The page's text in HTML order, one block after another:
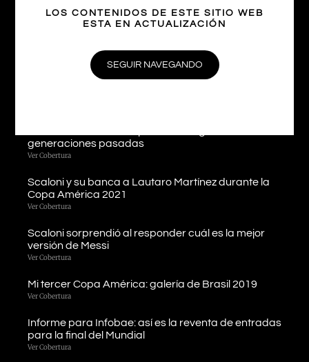
Scaloni enojado por el mal estado del campo de
Llegamos a Londres y estamos listos para cubrir la
generaciones pasadas
Ver Cobertura
Scaloni y su banca a Lautaro Martínez durante la
Copa América 2021
Ver Cobertura
Scaloni sorprendió al responder cuál es la mejor
versión de Messi
Ver Cobertura
Mi tercer Copa América: galería de Brasil 2019
Ver Cobertura
Informe para Infobae: así es la reventa de entradas
para la final del Mundial
Ver Cobertura
LOS CONTENIDOS DE ESTE SITIO WEB
ESTA EN ACTUALIZACIÓN
SEGUIR NAVEGANDO